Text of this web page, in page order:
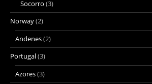
Socorro (3)
Norway(2)
Andenes(2)
Portugal(3)
Azores(3)